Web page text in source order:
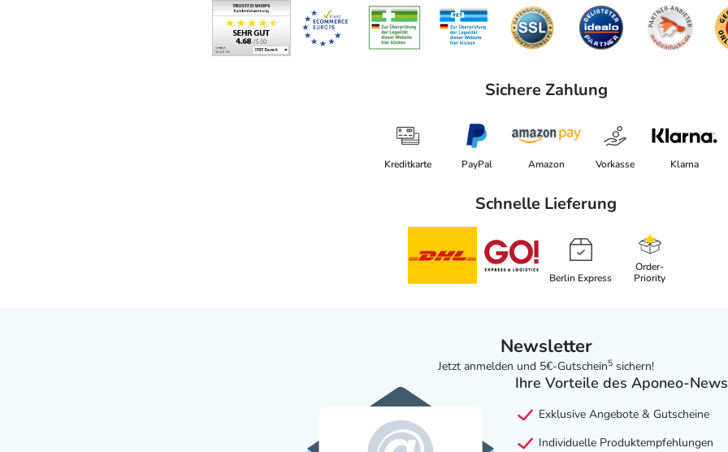
Sichere Zahlung
Kreditkarte PayPal Amazon Vorkasse Klarna
Schnelle Lieferung
Berlin Express
Order-
Priority
Newsletter
Jetzt anmelden und 5€-Gutschein5 sichern!
Ihre Vorteile des Aponeo-
Exklusive Angebote & Gutscheine
Individuelle Produktempfehlungen